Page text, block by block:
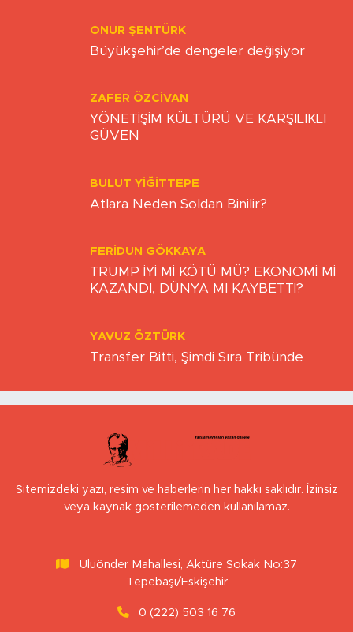
ONUR ŞENTÜRK
Büyükşehir’de dengeler değişiyor
ZAFER ÖZCIVAN
YÖNETİŞİM KÜLTÜRÜ VE KARŞILIKLI
GÜVEN
BULUT YİĞİTTEPE
Atlara Neden Soldan Binilir?
FERIDUN GÖKKAYA
TRUMP İYİ Mİ KÖTÜ MÜ? EKONOMİ Mİ
KAZANDI, DÜNYA MI KAYBETTİ?
YAVUZ ÖZTÜRK
Transfer Bitti, Şimdi Sıra Tribünde
Sitemizdeki yazı, resim ve haberlerin her hakkı saklıdır. İzinsiz
veya kaynak gösterilemeden kullanılamaz.
Uluönder Mahallesi, Aktüre Sokak No:37
Tepebaşı/Eskişehir
0 (222) 503 16 76